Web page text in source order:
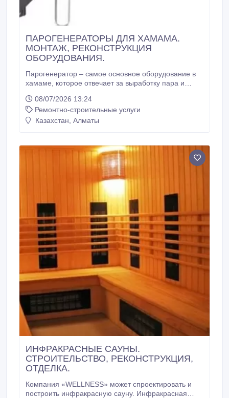
ПАРОГЕНЕРАТОРЫ ДЛЯ ХАМАМА.
МОНТАЖ, РЕКОНСТРУКЦИЯ
ОБОРУДОВАНИЯ.
Парогенератор – самое основное оборудование в
хамаме, которое отвечает за выработку пара и
эксплуатации и при использовании не требуют
специальных навыков. Устройство терморегуляции
позволяет выбирать оптимальный режим работы и
08/07/2026 13:24
Ремонтно-строительные услуги
Казахстан, Алматы
ИНФРАКРАСНЫЕ САУНЫ.
СТРОИТЕЛЬСТВО, РЕКОНСТРУКЦИЯ,
ОТДЕЛКА.
Компания «WELLNESS» может спроектировать и
построить инфракрасную сауну. Инфракрасная